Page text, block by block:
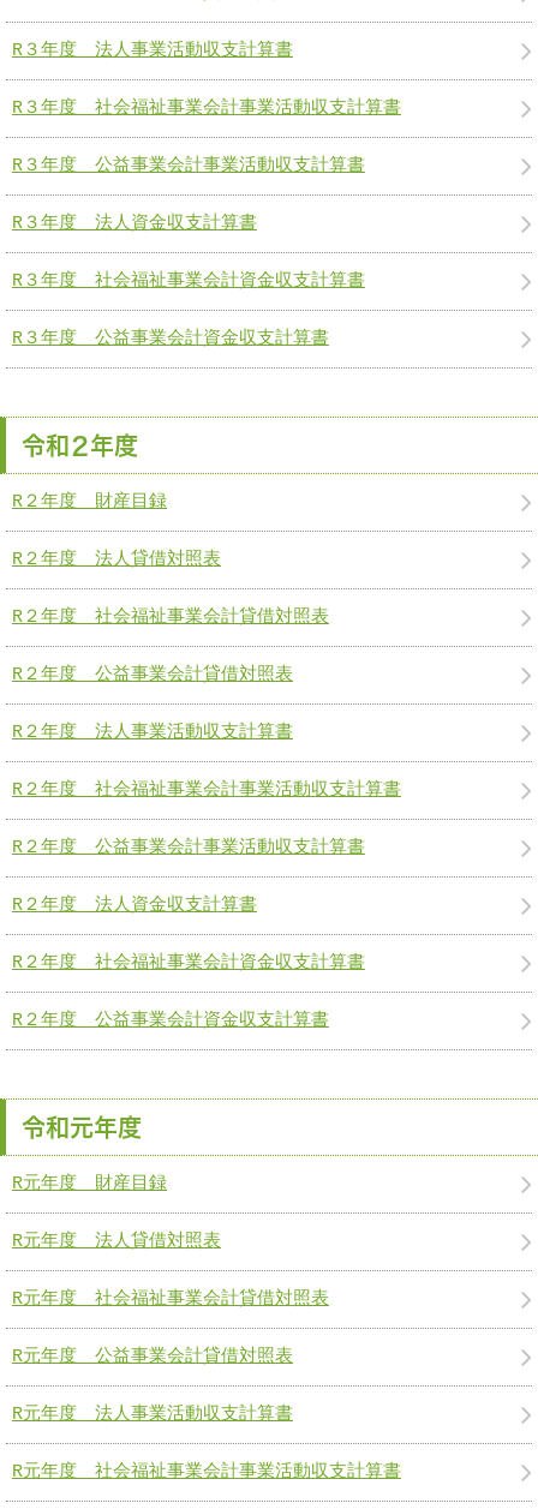
R３年度 法人事業活動収支計算書
R３年度 社会福祉事業会計事業活動収支計算書
R３年度 公益事業会計事業活動収支計算書
R３年度 法人資金収支計算書
R３年度 社会福祉事業会計資金収支計算書
R３年度 公益事業会計資金収支計算書
令和２年度
R２年度 財産目録
R２年度 法人貸借対照表
R２年度 社会福祉事業会計貸借対照表
R２年度 公益事業会計貸借対照表
R２年度 法人事業活動収支計算書
R２年度 社会福祉事業会計事業活動収支計算書
R２年度 公益事業会計事業活動収支計算書
R２年度 法人資金収支計算書
R２年度 社会福祉事業会計資金収支計算書
R２年度 公益事業会計資金収支計算書
令和元年度
R元年度 財産目録
R元年度 法人貸借対照表
R元年度 社会福祉事業会計貸借対照表
R元年度 公益事業会計貸借対照表
R元年度 法人事業活動収支計算書
R元年度 社会福祉事業会計事業活動収支計算書